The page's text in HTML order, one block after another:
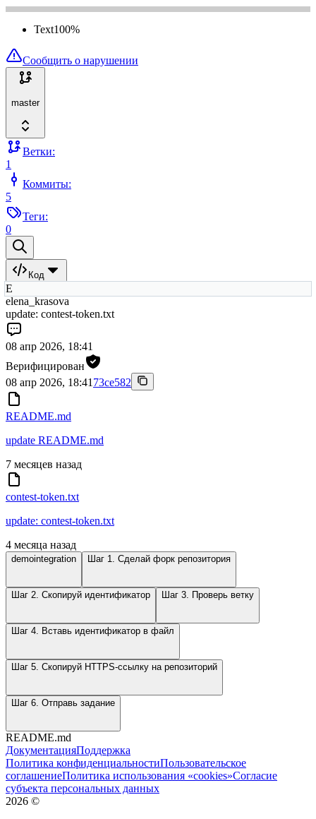
Text100%
Сообщить о нарушении
master
Ветки:
1
Коммиты:
5
Теги:
0
Код
E
elena_krasova
update: contest-token.txt
08 апр 2026, 18:41
Верифицирован
08 апр 2026, 18:41 73ce582
README.md
update README.md
7 месяцев назад
contest-token.txt
update: contest-token.txt
4 месяца назад
demointegration Шаг 1. Сделай форк репозитория
Шаг 2. Скопируй идентификатор Шаг 3. Проверь ветку
Шаг 4. Вставь идентификатор в файл
Шаг 5. Скопируй HTTPS-ссылку на репозиторий
Шаг 6. Отправь задание
README.md
ДокументацияПоддержка
Политика конфиденциальностиПользовательское
соглашениеПолитика использования «cookies»Согласие
субъекта персональных данных
2026 ©